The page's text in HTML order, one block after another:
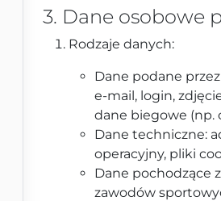
3. Dane osobowe
Rodzaje danych:
Dane podane
e-mail, login,
dane biegowe (np.
Dane techniczne:
operacyjny, pliki
Dane pochodzące
zawodów